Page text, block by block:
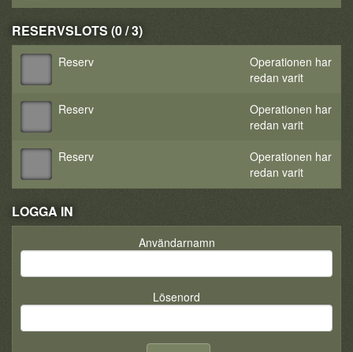
RESERVSLOTS (0 / 3)
Reserv
Operationen har
redan varit
Reserv
Operationen har
redan varit
Reserv
Operationen har
redan varit
LOGGA IN
Användarnamn
Lösenord